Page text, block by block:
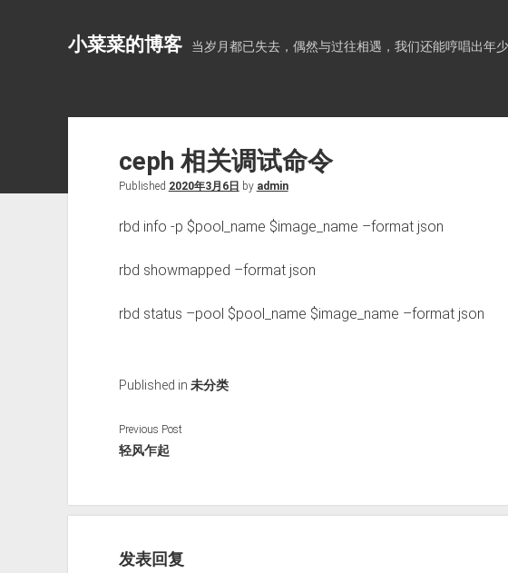
小菜菜的博客 当岁月都已失去，偶然与过往相遇，我们还能哼唱出年少
ceph 相关调试命令
Published 2020年3月6日 by admin
rbd info -p $pool_name $image_name –format json
rbd showmapped –format json
rbd status –pool $pool_name $image_name –format json
Published in 未分类
Previous Post
轻风乍起
发表回复